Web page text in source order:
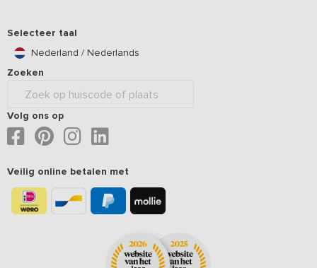
Selecteer taal
Nederland / Nederlands
Zoeken
Volg ons op
Veilig online betalen met